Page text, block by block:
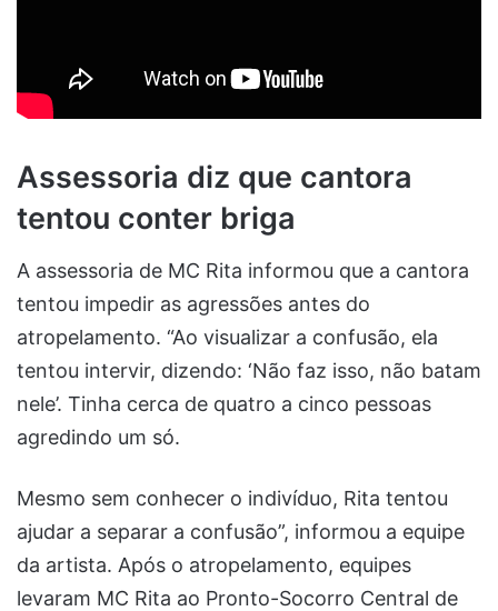
Assessoria diz que cantora
tentou conter briga
A assessoria de MC Rita informou que a cantora
tentou impedir as agressões antes do
atropelamento. “Ao visualizar a confusão, ela
tentou intervir, dizendo: ‘Não faz isso, não batam
nele’. Tinha cerca de quatro a cinco pessoas
agredindo um só.
Mesmo sem conhecer o indivíduo, Rita tentou
ajudar a separar a confusão”, informou a equipe
da artista. Após o atropelamento, equipes
levaram MC Rita ao Pronto-Socorro Central de